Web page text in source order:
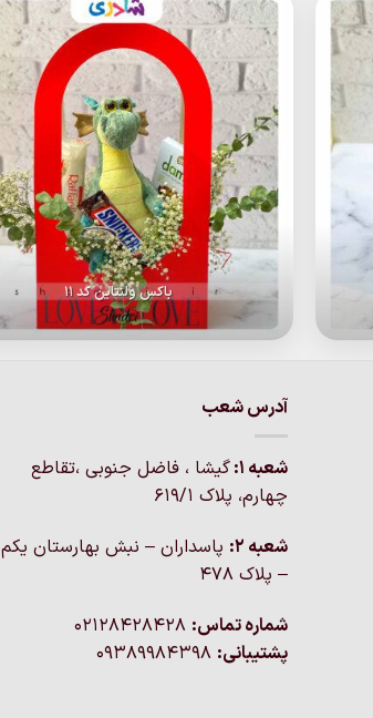
باکس ولنتاین کد 11
آدرس شعب
شعبه 1:
گيشا ، فاضل جنوبی ،تقاطع
چهارم، پلاک 619/1
شعبه 2:
پاسداران – نبش بهارستان یکم
– پلاک ۴۷۸
شماره تماس:
پشتیبانی: